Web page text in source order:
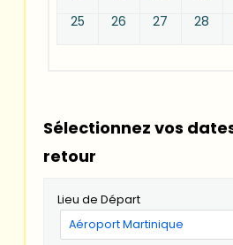
25
26 27 28
Sélectionnez vos
retour
Lieu de Départ